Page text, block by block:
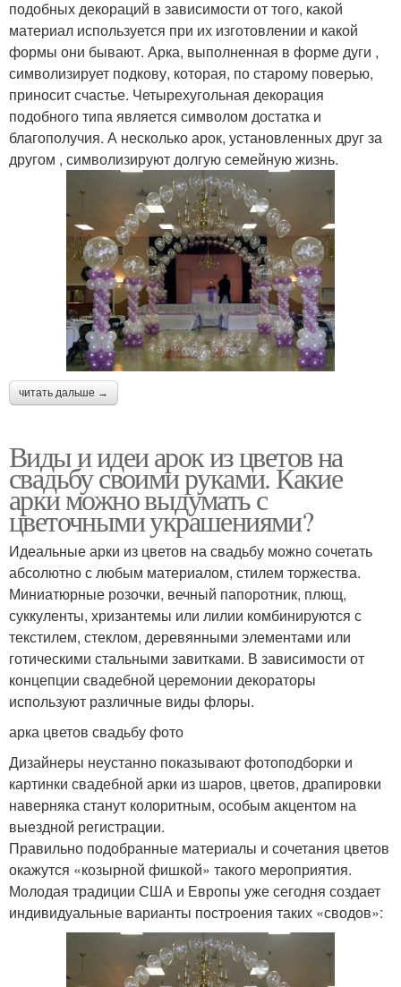
подобных декораций в зависимости от того, какой
материал используется при их изготовлении и какой
формы они бывают. Арка, выполненная в форме дуги ,
символизирует подкову, которая, по старому поверью,
приносит счастье. Четырехугольная декорация
подобного типа является символом достатка и
благополучия. А несколько арок, установленных друг за
другом , символизируют долгую семейную жизнь.
читать дальше →
Виды и идеи арок из цветов на
свадьбу своими руками. Какие
арки можно выдумать с
цветочными украшениями?
Идеальные арки из цветов на свадьбу можно сочетать
абсолютно с любым материалом, стилем торжества.
Миниатюрные розочки, вечный папоротник, плющ,
суккуленты, хризантемы или лилии комбинируются с
текстилем, стеклом, деревянными элементами или
готическими стальными завитками. В зависимости от
концепции свадебной церемонии декораторы
используют различные виды флоры.
арка цветов свадьбу фото
Дизайнеры неустанно показывают фотоподборки и
картинки свадебной арки из шаров, цветов, драпировки
наверняка станут колоритным, особым акцентом на
выездной регистрации.
Правильно подобранные материалы и сочетания цветов
окажутся «козырной фишкой» такого мероприятия.
Молодая традиции США и Европы уже сегодня создает
индивидуальные варианты построения таких «сводов»: